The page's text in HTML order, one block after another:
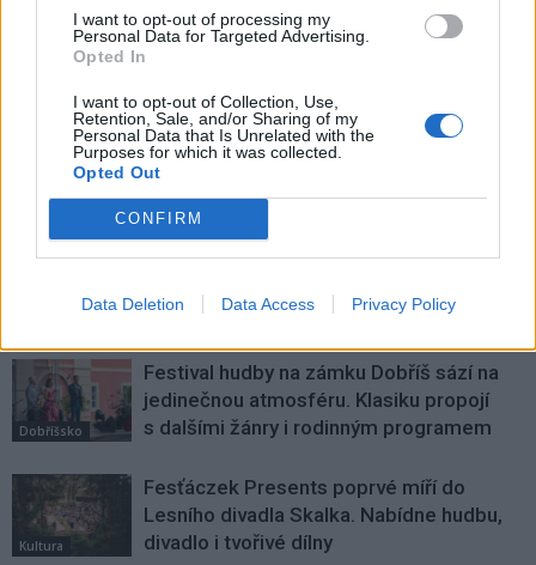
I want to opt-out of processing my
Personal Data for Targeted Advertising.
Opted In
I want to opt-out of Collection, Use,
Retention, Sale, and/or Sharing of my
Personal Data that Is Unrelated with the
Purposes for which it was collected.
Opted Out
CONFIRM
Data Deletion Data Access Privacy Policy
další besedu
nemocnic je vyhrazeno více než
240 milionů korun. Příbramská
SOUVISEJÍCÍ ČLÁNKY
VÍCE OD AUTORA
Dnes se v Příbrami otevře výstava
i hudební a básnický program
Dobříšsko
Festival hudby na zámku Dobříš sází na
jedinečnou atmosféru. Klasiku propojí
s dalšími žánry i rodinným programem
Kultura
Fesťáczek Presents poprvé míří do
Lesního divadla Skalka. Nabídne hudbu,
divadlo i tvořivé dílny